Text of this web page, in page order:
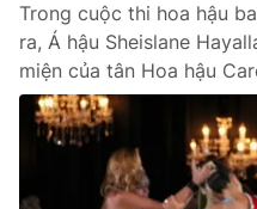
Trong cuộc thi hoa hậu
ra, Á hậu Sheislane
miện của tân Hoa hậu